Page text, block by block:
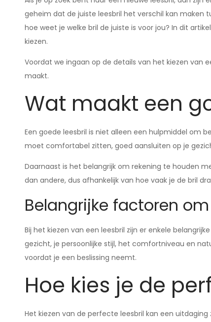
geheim dat de juiste leesbril het verschil kan maken
hoe weet je welke bril de juiste is voor jou? In dit
kiezen.
Voordat we ingaan op de details van het kiezen van
maakt.
Wat maakt een
Een goede leesbril is niet alleen een hulpmiddel om
moet comfortabel zitten, goed aansluiten op je
Daarnaast is het belangrijk om rekening te houden
dan andere, dus afhankelijk van hoe vaak je de bril
Belangrijke factoren
Bij het kiezen van een leesbril zijn er enkele
gezicht, je persoonlijke stijl, het comfortniveau en
voordat je een beslissing neemt.
Hoe kies je de
Het kiezen van de perfecte leesbril kan een